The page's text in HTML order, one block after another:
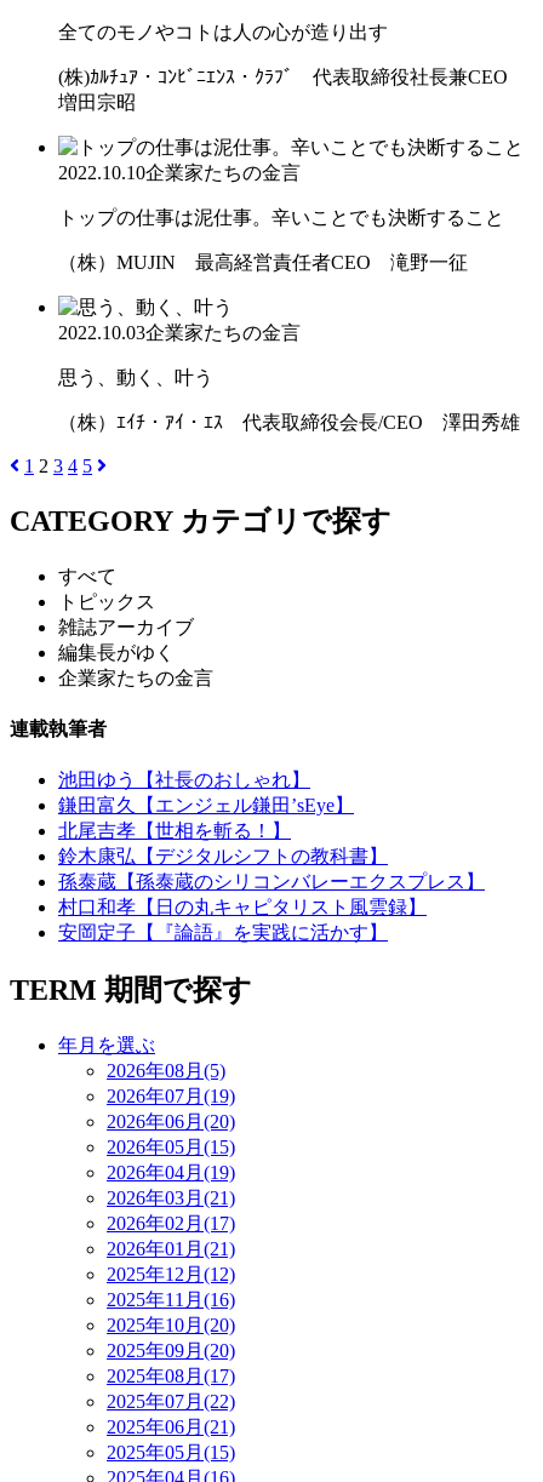
全てのモノやコトは人の心が造り出す
(株)ｶﾙﾁｭｱ・ｺﾝﾋﾞﾆｴﾝｽ・ｸﾗﾌﾞ 代表取締役社長兼CEO
増田宗昭
2022.10.10企業家たちの金言
トップの仕事は泥仕事。辛いことでも決断すること
（株）MUJIN 最高経営責任者CEO 滝野一征
2022.10.03企業家たちの金言
思う、動く、叶う
（株）ｴｲﾁ・ｱｲ・ｴｽ 代表取締役会長/CEO 澤田秀雄
1 2 3 4 5
CATEGORY カテゴリで探す
すべて
トピックス
雑誌アーカイブ
編集長がゆく
企業家たちの金言
連載執筆者
池田ゆう【社長のおしゃれ】
鎌田富久【エンジェル鎌田’sEye】
北尾吉孝【世相を斬る！】
鈴木康弘【デジタルシフトの教科書】
孫泰蔵【孫泰蔵のシリコンバレーエクスプレス】
村口和孝【日の丸キャピタリスト風雲録】
安岡定子【『論語』を実践に活かす】
TERM 期間で探す
年月を選ぶ
2026年08月(5)
2026年07月(19)
2026年06月(20)
2026年05月(15)
2026年04月(19)
2026年03月(21)
2026年02月(17)
2026年01月(21)
2025年12月(12)
2025年11月(16)
2025年10月(20)
2025年09月(20)
2025年08月(17)
2025年07月(22)
2025年06月(21)
2025年05月(15)
2025年04月(16)